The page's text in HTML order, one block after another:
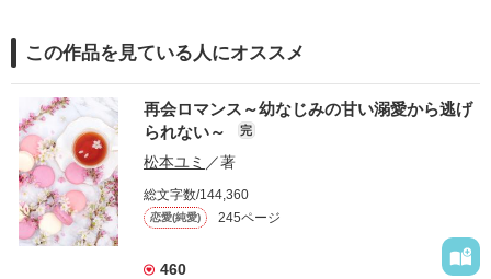
この作品を見ている人にオススメ
再会ロマンス～幼なじみの甘い溺愛から逃げ
られない～
完
松本ユミ ／著
総文字数/144,360
恋愛(純愛) 245ページ
460